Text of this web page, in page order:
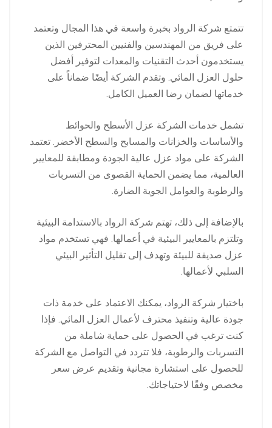
تتمتع شركة الرواد بخبرة واسعة في هذا المجال وتعتمد
على فريق من المهندسين والفنيين المحترفين الذين
يستخدمون أحدث التقنيات والمعدات لتوفير أفضل
حلول العزل المائي. وتقدم الشركة أيضًا ضماناً على
خدماتها لضمان رضا العميل الكامل.
تشمل خدمات الشركة عزل الأسطح والحوائط
والأساسات والخزانات والمسابح والسطح الأخضر. تعتمد
الشركة على مواد عزل عالية الجودة ومطابقة للمعايير
العالمية، مما يضمن الحماية القصوى من التسربات
والرطوبة والعوامل الجوية الضارة.
بالإضافة إلى ذلك، تهتم شركة الرواد بالاستدامة البيئية
وتلتزم بالمعايير البيئية في أعمالها. فهي تستخدم مواد
عزل صديقة للبيئة وتهدف إلى تقليل التأثير البيئي
السلبي لأعمالها.
باختيار شركة الرواد، يمكنك الاعتماد على خدمة ذات
جودة عالية وتنفيذ محترف لأعمال العزل المائي. فإذا
كنت ترغب في الحصول على حماية شاملة من
التسربات والرطوبة، فلا تتردد في التواصل مع الشركة
للحصول على استشارة مجانية وتقديم عرض سعر
مخصص وفقًا لاحتياجاتك.